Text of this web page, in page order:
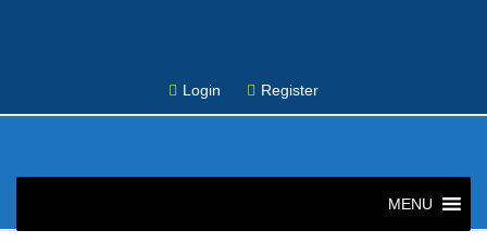
Login Register
Skip
MENU